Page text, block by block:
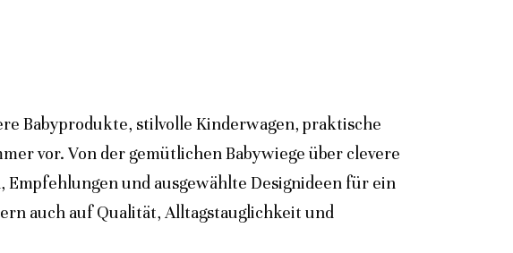
Babyprodukte, stilvolle Kinderwagen, praktische
vor. Von der gemütlichen Babywiege über clevere
und ausgewählte Designideen für ein
auch auf Qualität, Alltagstauglichkeit und